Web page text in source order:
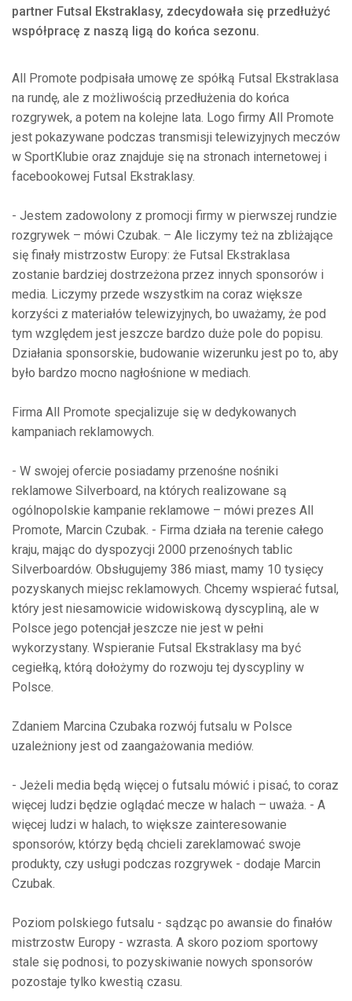
partner Futsal Ekstraklasy, zdecydowała się przedłużyć
współpracę z naszą ligą do końca sezonu.
All Promote podpisała umowę ze spółką Futsal Ekstraklasa
na rundę, ale z możliwością przedłużenia do końca
rozgrywek, a potem na kolejne lata. Logo firmy All Promote
jest pokazywane podczas transmisji telewizyjnych meczów
w SportKlubie oraz znajduje się na stronach internetowej i
facebookowej Futsal Ekstraklasy.
- Jestem zadowolony z promocji firmy w pierwszej rundzie
rozgrywek – mówi Czubak. – Ale liczymy też na zbliżające
się finały mistrzostw Europy: że Futsal Ekstraklasa
zostanie bardziej dostrzeżona przez innych sponsorów i
media. Liczymy przede wszystkim na coraz większe
korzyści z materiałów telewizyjnych, bo uważamy, że pod
tym względem jest jeszcze bardzo duże pole do popisu.
Działania sponsorskie, budowanie wizerunku jest po to, aby
było bardzo mocno nagłośnione w mediach.
Firma All Promote specjalizuje się w dedykowanych
kampaniach reklamowych.
- W swojej ofercie posiadamy przenośne nośniki
reklamowe Silverboard, na których realizowane są
ogólnopolskie kampanie reklamowe – mówi prezes All
Promote, Marcin Czubak. - Firma działa na terenie całego
kraju, mając do dyspozycji 2000 przenośnych tablic
Silverboardów. Obsługujemy 386 miast, mamy 10 tysięcy
pozyskanych miejsc reklamowych. Chcemy wspierać futsal,
który jest niesamowicie widowiskową dyscypliną, ale w
Polsce jego potencjał jeszcze nie jest w pełni
wykorzystany. Wspieranie Futsal Ekstraklasy ma być
cegiełką, którą dołożymy do rozwoju tej dyscypliny w
Polsce.
Zdaniem Marcina Czubaka rozwój futsalu w Polsce
uzależniony jest od zaangażowania mediów.
- Jeżeli media będą więcej o futsalu mówić i pisać, to coraz
więcej ludzi będzie oglądać mecze w halach – uważa. - A
więcej ludzi w halach, to większe zainteresowanie
sponsorów, którzy będą chcieli zareklamować swoje
produkty, czy usługi podczas rozgrywek - dodaje Marcin
Czubak.
Poziom polskiego futsalu - sądząc po awansie do finałów
mistrzostw Europy - wzrasta. A skoro poziom sportowy
stale się podnosi, to pozyskiwanie nowych sponsorów
pozostaje tylko kwestią czasu.